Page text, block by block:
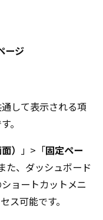
ージ
して表示される項
。
） 」>「固定ペー
た、ダッシュボード
ョートカットメニ
ス可能です。